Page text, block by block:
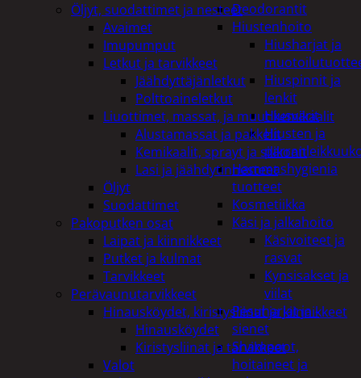
Deodorantit
Hiustenhoito
Hiusharjat ja
Hiuspinnit ja
lenkit
Hiusvärit
Hiusten ja
Hammashygienia
tuotteet
Kosmetiikka
Käsi ja jalkahoito
Käsivoiteet ja
rasvat
Kynsisakset ja
viilat
Pesuharjat ja -
sienet
Shampoot,
hoitaineet ja
Öljyt, suodattimet ja nesteet
Avaimet
Imupumput
Letkut ja tarvikkeet
Jäähdyttäjänletkut
Polttoaineletkut
Liuottimet, massat, ja muut kemikaalit
Alustamassat ja pakkelit
Kemikaalit, sprayt ja silikonit
Lasi ja jäähdytinnesteet
Öljyt
Suodattimet
Pakoputken osat
Laipat ja kiinnikkeet
Putket ja kulmat
Tarvikkeet
Perävaunutarvikkeet
Hinausköydet, kiristysliinat ja kiinnikkeet
Hinausköydet
Kiristysliinat ja tarvikkeet
Valot